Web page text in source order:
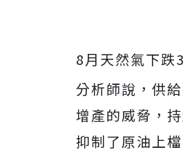
8月天然氣下
分析師說，供
增產的威脅，
抑制了原油上檔